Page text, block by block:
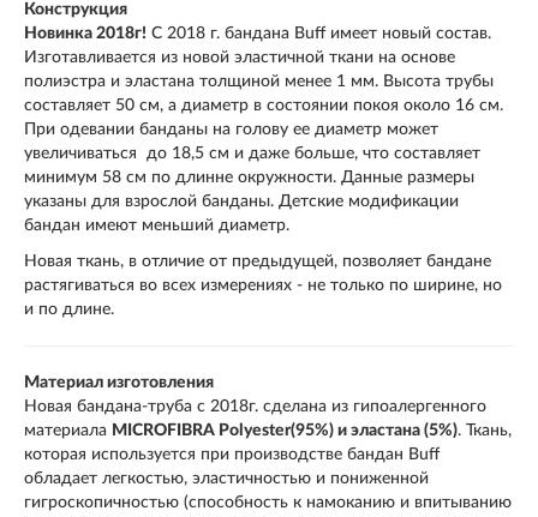
Конструкция
Новинка 2018г! С 2018 г. бандана Buff имеет новый состав.
Изготавливается из новой эластичной ткани на основе
полиэстра и эластана толщиной менее 1 мм. Высота трубы
составляет 50 см, а диаметр в состоянии покоя около 16 см.
При одевании банданы на голову ее диаметр может
увеличиваться до 18,5 см и даже больше, что составляет
минимум 58 см по длинне окружности. Данные размеры
указаны для взрослой банданы. Детские модификации
бандан имеют меньший диаметр.
Новая ткань, в отличие от предыдущей, позволяет бандане
растягиваться во всех измерениях - не только по ширине, но
и по длине.
Материал изготовления
Новая бандана-труба с 2018г. сделана из гипоалергенного
материала MICROFIBRA Polyester(95%) и эластана (5%). Ткань,
которая используется при производстве бандан Buff
обладает легкостью, эластичностью и пониженной
гигроскопичностью (способность к намоканию и впитыванию